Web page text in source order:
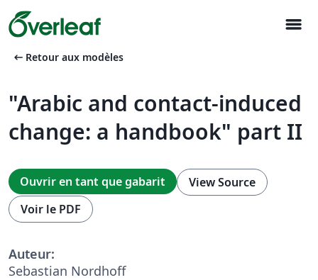
menu
arrow_left_alt Retour aux modèles
"Arabic and contact-induced
change: a handbook" part II
Ouvrir en tant que gabarit
View Source
Voir le PDF
Auteur:
Sebastian Nordhoff